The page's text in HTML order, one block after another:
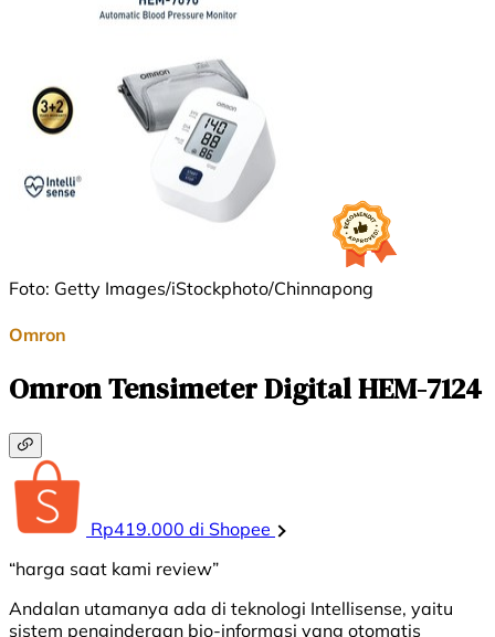
Foto: Getty Images/iStockphoto/Chinnapong
Omron
Omron Tensimeter Digital HEM-7124
Rp419.000 di Shopee
“harga saat kami review”
Andalan utamanya ada di teknologi Intellisense, yaitu
sistem penginderaan bio-informasi yang otomatis